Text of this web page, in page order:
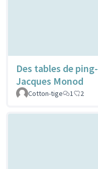
Des tables de
Jacques Monod
Cotton-tige
1 2